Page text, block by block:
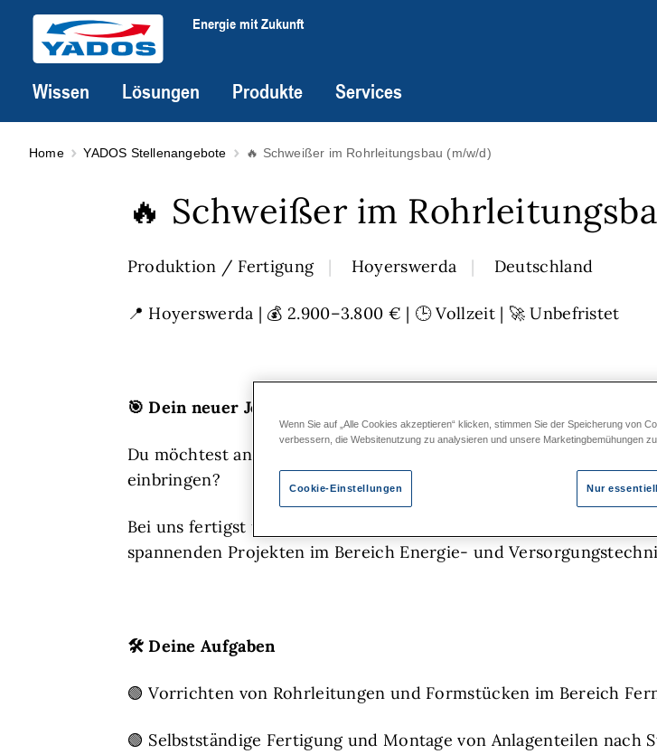
Energie mit Zukunft
Wissen Lösungen Produkte Services
Home YADOS Stellenangebote 🔥 Schweißer im Rohrleitungsbau (m/w/d)
🔥 Schweißer im
Produktion / Fertigung Hoyerswerda Deutschland
📍 Hoyerswerda | 💰 2.900–3.800 € | 🕒 Vollzeit | 🚀 Unbefristet
🎯 Dein neuer Job – handwerklich, präzise, zukunftssicher
Du möchtest an modernen Energie- und Fernwärmeanlagen
einbringen?
Bei uns fertigst und montierst du Rohrleitungssysteme für die
spannenden Projekten im Bereich Energie- und
🛠️Deine Aufgaben
🟢 Vorrichten von Rohrleitungen und Formstücken im Bereich
🟢 Selbstständige Fertigung und Montage von Anlagenteilen nach
Wenn Sie auf „Alle Cookies akzeptieren“ klicken, stimmen Sie der Speicherung von
verbessern, die Websitenutzung zu analysieren und unsere Marketingbemühungen
Cookie-Einstellungen Nur